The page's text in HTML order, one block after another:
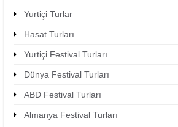
Yurtiçi Turlar
Hasat Turları
Yurtiçi Festival Turları
Dünya Festival Turları
ABD Festival Turları
Almanya Festival Turları